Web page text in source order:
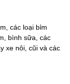
các loại bỉm
bình sữa, các
xe nôi, cũi và các